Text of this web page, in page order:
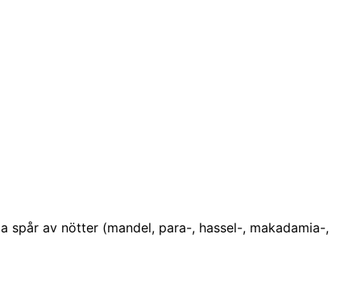
spår av nötter (mandel, para-, hassel-, makadamia-,